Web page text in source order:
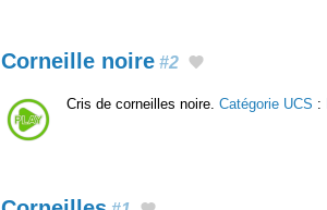
Corneille noire #2
Cris de corneilles noire. Catégorie UCS :